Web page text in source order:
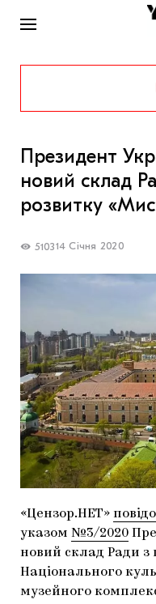
CARPATHIAN
Президент
новий склад
розвитку
510314 Січня 2020
«Цензор.НЕТ»
указом №3/2020
новий склад Ради з
Національного
музейного